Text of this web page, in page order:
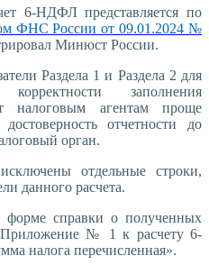
6-НДФЛ представляется по
ФНС России от 09.01.2024 №
Минюст России.
Раздела 1 и Раздела 2 для
заполнения
налоговым агентам проще
достоверность отчетности до
орган.
отдельные строки,
данного расчета.
форме справки о полученных
№ 1 к расчету 6-
налога перечисленная».